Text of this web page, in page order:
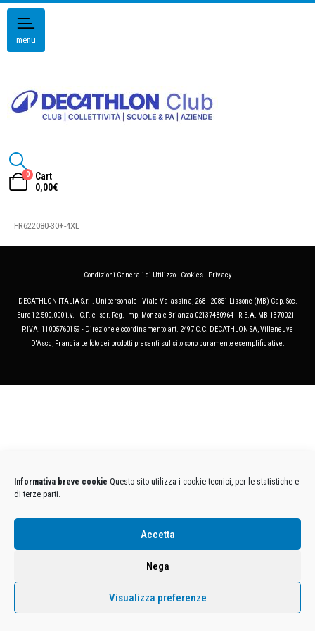
Informativa breve cookie Questo sito utilizza i cookie tecnici, per le statistiche e
di terze parti.
Accetta
Nega
Visualizza preferenze
menu
0
Cart
0,00€
FR622080-30+-4XL
Condizioni Generali di Utilizzo- Cookies- Privacy
DECATHLON ITALIA S.r.l. Unipersonale - Viale Valassina, 268 - 20851 Lissone (MB) Cap. Soc.
Euro 12.500.000 i.v. - C.F. e Iscr. Reg. Imp. Monza e Brianza 02137480964 - R.E.A. MB-1370021 -
P.IVA. 11005760159 - Direzione e coordinamento art. 2497 C.C. DECATHLON SA, Villeneuve
D'Ascq, Francia Le foto dei prodotti presenti sul sito sono puramente esemplificative.